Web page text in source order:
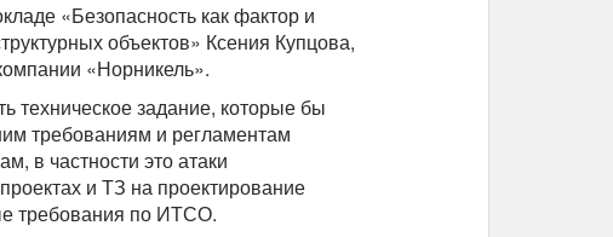
«Безопасность как фактор и
объектов» Ксения Купцова,
«Норникель».
техническое задание, которые бы
требованиям и регламентам
в частности это атаки
и ТЗ на проектирование
требования по ИТСО.